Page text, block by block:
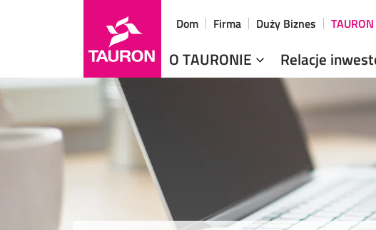
Dom Firma Duży Biznes
TAURON
O TAURONIE Relacje